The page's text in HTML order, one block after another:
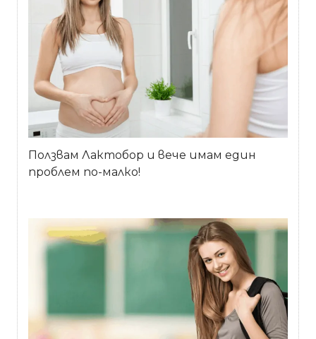
Ползвам Лактобор и вече имам един
проблем по-малко!